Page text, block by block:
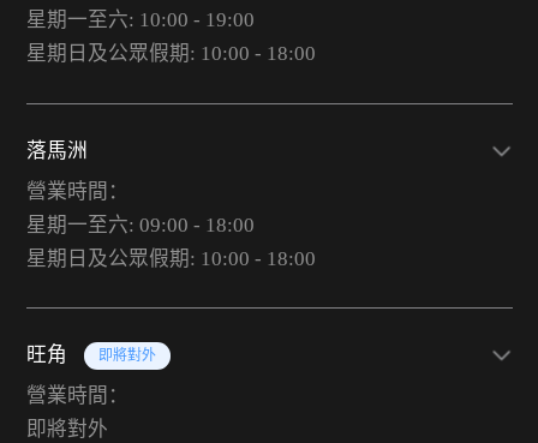
星期一至六: 10:00 - 19:00
星期日及公眾假期: 10:00 - 18:00
落馬洲
營業時間：
星期一至六: 09:00 - 18:00
星期日及公眾假期: 10:00 - 18:00
旺角 即將對外
營業時間：
即將對外